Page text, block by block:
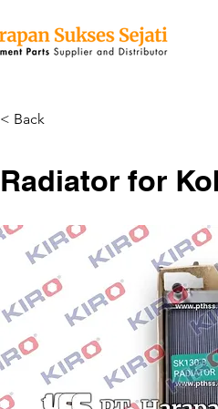
< Back
Radiator for